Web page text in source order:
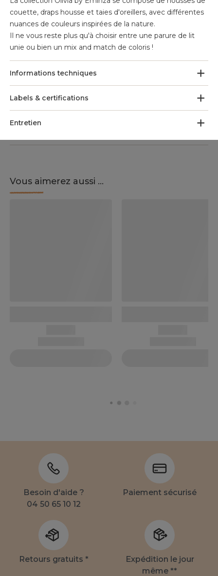
couette, draps housse et taies d'oreillers, avec différentes
nuances de couleurs inspirées de la nature.
Il ne vous reste plus qu'à choisir entre une parure de lit
unie ou bien un mix and match de coloris !
Informations techniques
Labels & certifications
Entretien
Vous aimerez aussi ...
Besoin d'aide ?
04 50 65 10 12
Paiement sécurisé
Retours gratuits *
Expédition le jour
même **